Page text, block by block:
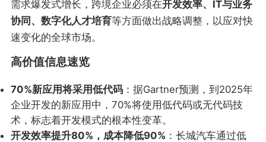
需求爆发式增长，跨境企业必须在开发效率、IT与业务
协同、数字化人才培育等方面做出战略调整，以应对快
速变化的全球市场。
高价值信息速览
70%新应用将采用低代码：据Gartner预测，到2025年
企业开发的新应用中，70%将使用低代码或无代码技
术，标志着开发模式的根本性变革。
开发效率提升80%，成本降低90% ：长城汽车通过低